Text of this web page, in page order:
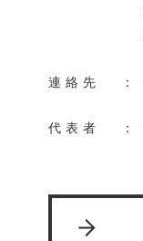
連 絡 先
代 表 者